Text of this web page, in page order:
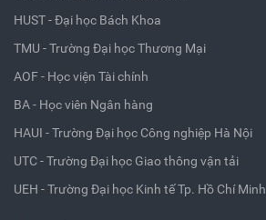
HUST - Đại học Bách Khoa
TMU - Trường Đại học Thương Mại
AOF - Học viện Tài chính
BA - Học viên Ngân hàng
HAUI - Trường Đại học Công nghiệp Hà Nội
UTC - Trường Đại học Giao thông vận tải
UEH - Trường Đại học Kinh tế Tp. Hồ Chí Minh